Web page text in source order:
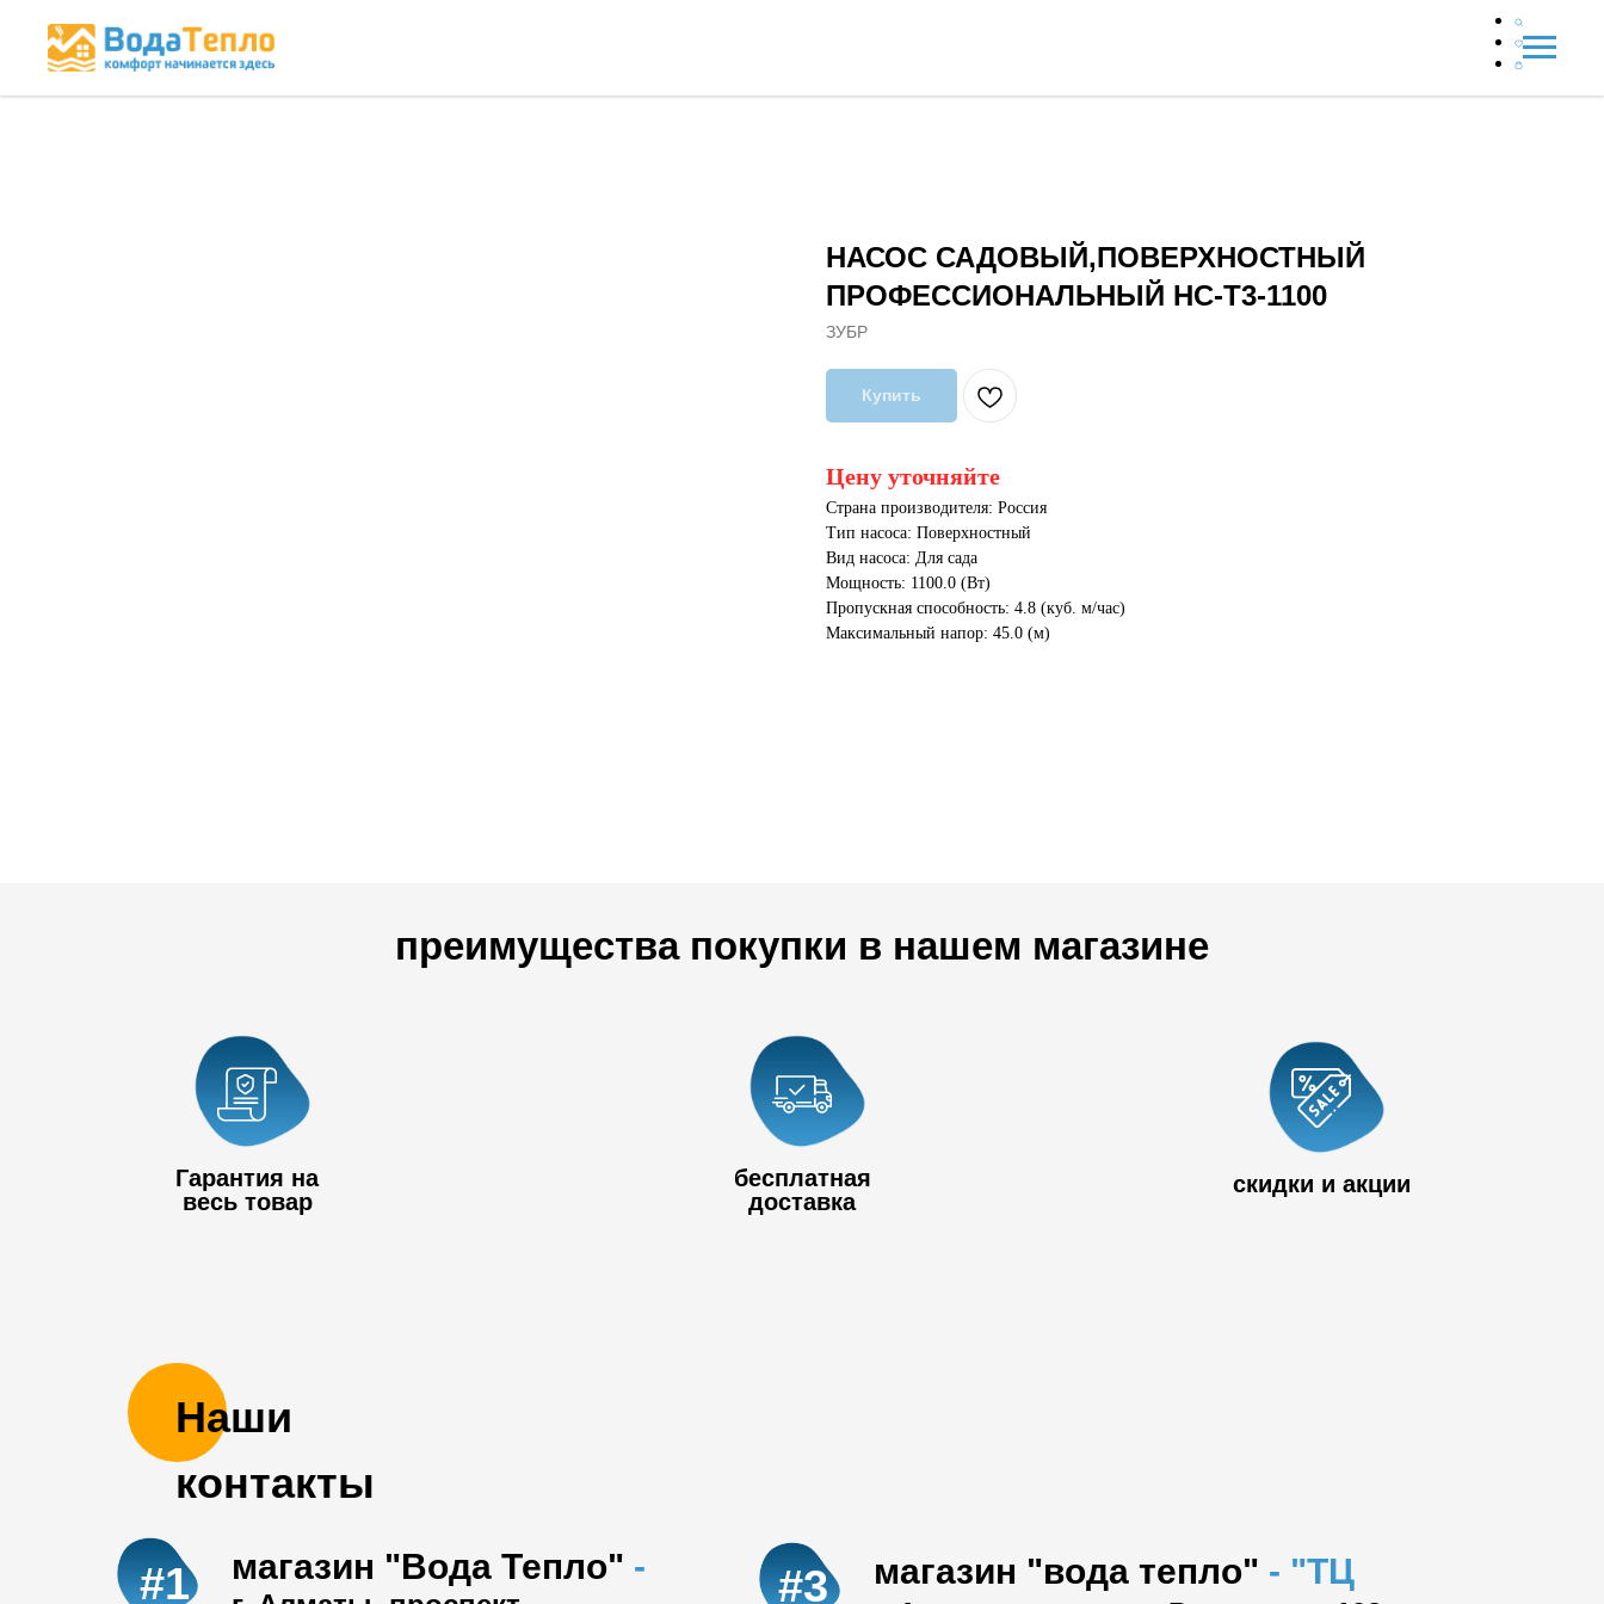
НАСОС САДОВЫЙ,ПОВЕРХНОСТНЫЙ
ПРОФЕССИОНАЛЬНЫЙ НС-Т3-1100
ЗУБР
Купить
Цену уточняйте
Страна производителя: Россия
Тип насоса: Поверхностный
Вид насоса: Для сада
Мощность: 1100.0 (Вт)
Пропускная способность: 4.8 (куб. м/час)
Максимальный напор: 45.0 (м)
преимущества покупки в нашем магазине
Гарантия на
весь товар
бесплатная
доставка
скидки и акции
Наши
контакты
магазин "Вода Тепло" -
#1 магазин "вода тепло" - "ТЦ
#3
+7 727 390 50
32